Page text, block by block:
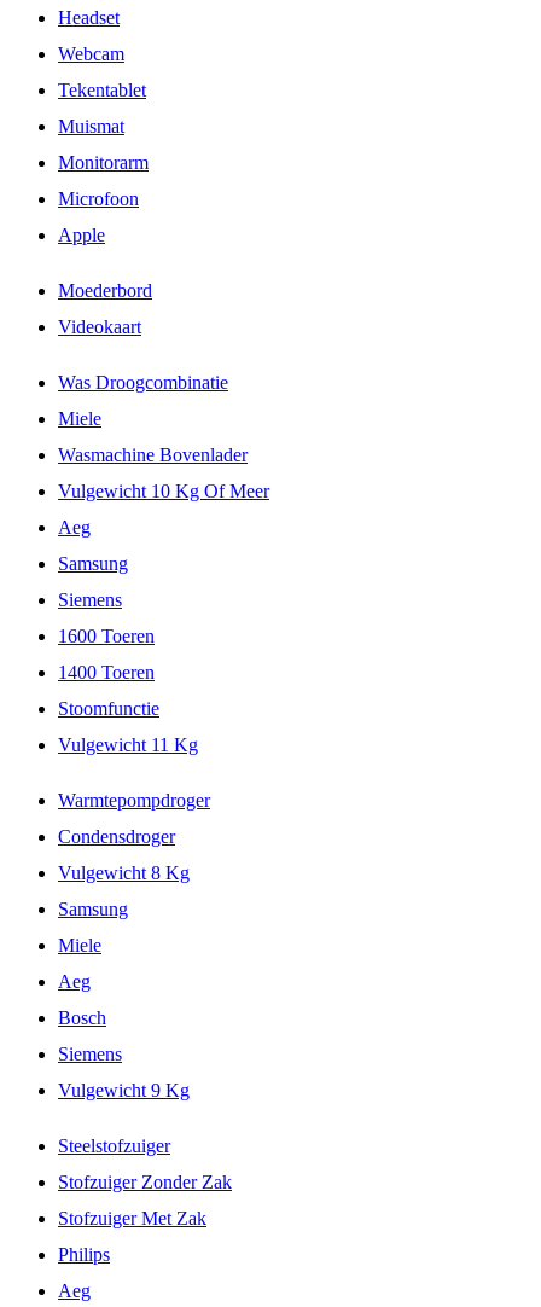
Headset
Webcam
Tekentablet
Muismat
Monitorarm
Microfoon
Apple
Moederbord
Videokaart
Was Droogcombinatie
Miele
Wasmachine Bovenlader
Vulgewicht 10 Kg Of Meer
Aeg
Samsung
Siemens
1600 Toeren
1400 Toeren
Stoomfunctie
Vulgewicht 11 Kg
Warmtepompdroger
Condensdroger
Vulgewicht 8 Kg
Samsung
Miele
Aeg
Bosch
Siemens
Vulgewicht 9 Kg
Steelstofzuiger
Stofzuiger Zonder Zak
Stofzuiger Met Zak
Philips
Aeg